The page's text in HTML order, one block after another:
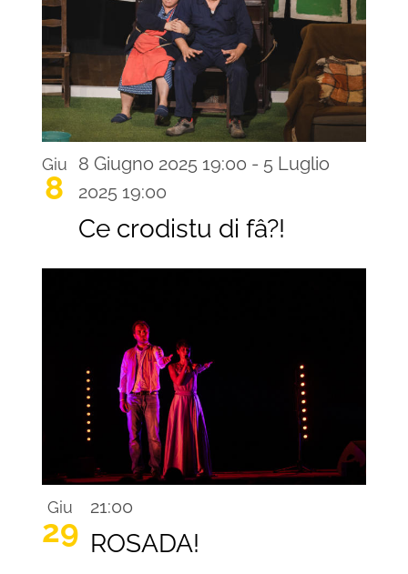
Giu
8
8 Giugno 2025 19:00 - 5 Luglio
2025 19:00
Ce crodistu di fâ?!
Giu
29
21:00
ROSADA!